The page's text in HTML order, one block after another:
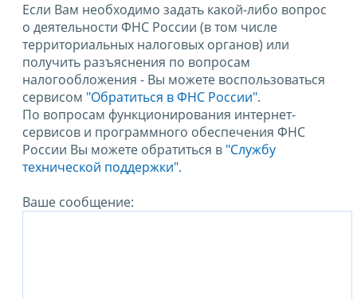
Если Вам необходимо задать какой-либо вопрос
о деятельности ФНС России (в том числе
территориальных налоговых органов) или
получить разъяснения по вопросам
налогообложения - Вы можете воспользоваться
сервисом "Обратиться в ФНС России".
По вопросам функционирования интернет-
сервисов и программного обеспечения ФНС
России Вы можете обратиться в "Службу
технической поддержки".
Ваше сообщение: